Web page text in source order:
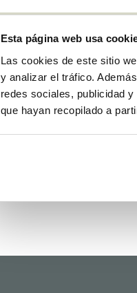
Esta página web usa
Las cookies de este sitio
y analizar el tráfico.
redes sociales, publicidad
que hayan recopilado a